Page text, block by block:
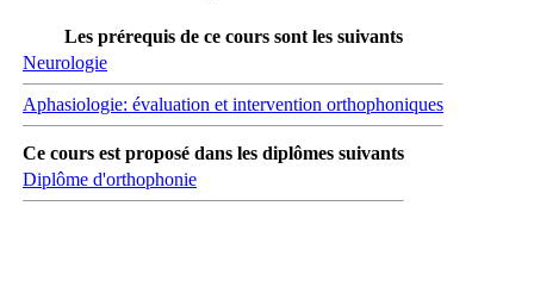
Les prérequis de ce cours sont les suivants
Neurologie
Aphasiologie: évaluation et intervention orthophoniques
Ce cours est proposé dans les diplômes suivants
Diplôme d'orthophonie